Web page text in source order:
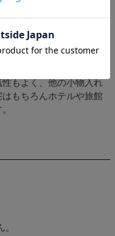
お洒落にしたいという
もよく、他の小物入れ
もちろんホテルや旅館